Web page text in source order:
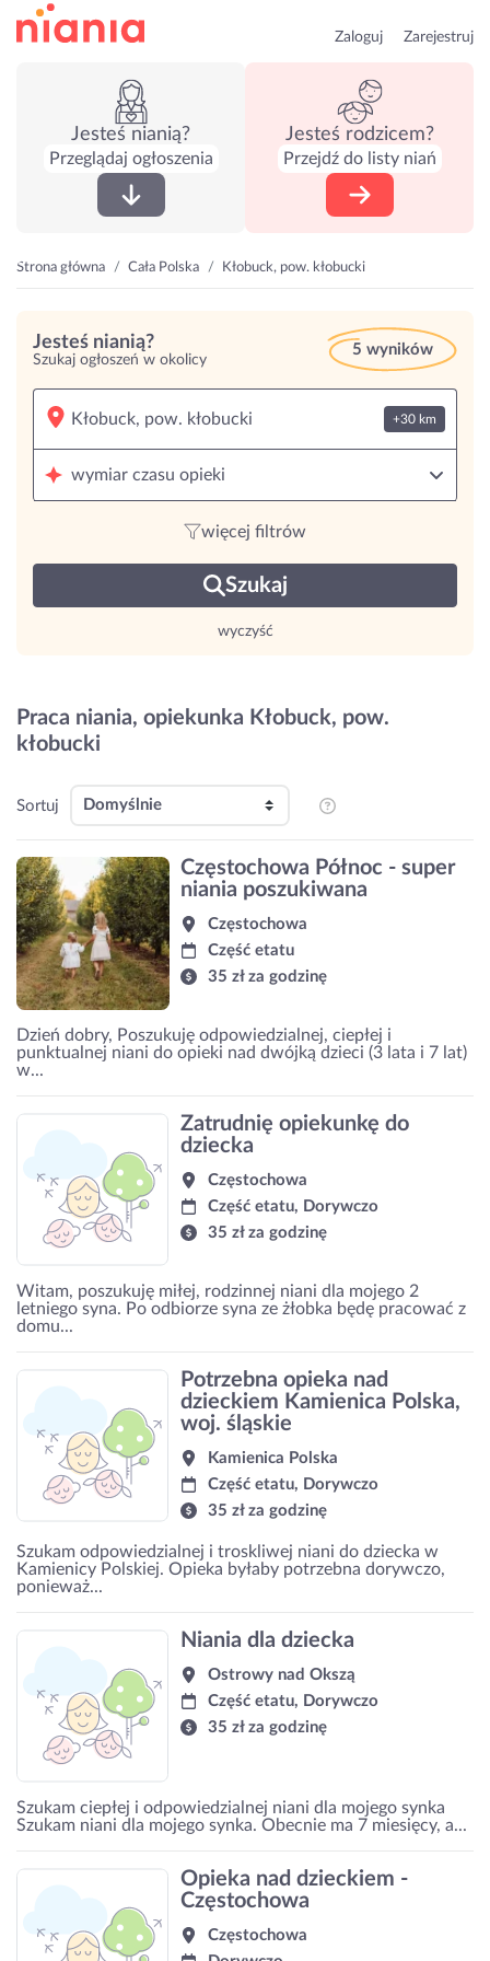
Zaloguj Zarejestruj
Jesteś nianią?
Przeglądaj ogłoszenia
Jesteś rodzicem?
Przejdź do listy niań
Strona główna Cała Polska Kłobuck, pow. kłobucki
Jesteś nianią?
Szukaj ogłoszeń w okolicy
5 wyników
+30 km
wymiar czasu opieki
więcej filtrów
Szukaj
wyczyść
Praca niania, opiekunka Kłobuck, pow.
kłobucki
Sortuj
Częstochowa Północ - super
niania poszukiwana
Częstochowa
Część etatu
35 zł za godzinę
Dzień dobry, Poszukuję odpowiedzialnej, ciepłej i
punktualnej niani do opieki nad dwójką dzieci (3 lata i 7 lat)
w...
Zatrudnię opiekunkę do
dziecka
Częstochowa
Część etatu, Dorywczo
35 zł za godzinę
Witam, poszukuję miłej, rodzinnej niani dla mojego 2
letniego syna. Po odbiorze syna ze żłobka będę pracować z
domu...
Potrzebna opieka nad
dzieckiem Kamienica Polska,
woj. śląskie
Kamienica Polska
Część etatu, Dorywczo
35 zł za godzinę
Szukam odpowiedzialnej i troskliwej niani do dziecka w
Kamienicy Polskiej. Opieka byłaby potrzebna dorywczo,
ponieważ...
Niania dla dziecka
Ostrowy nad Okszą
Część etatu, Dorywczo
35 zł za godzinę
Szukam ciepłej i odpowiedzialnej niani dla mojego synka
Szukam niani dla mojego synka. Obecnie ma 7 miesięcy, a...
Opieka nad dzieckiem -
Częstochowa
Częstochowa